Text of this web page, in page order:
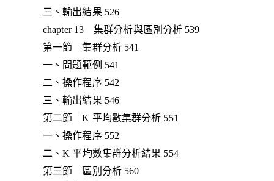
三、輸出結果 526
chapter 13 集群分析與區別分析 539
第一節 集群分析 541
一、問題範例 541
二、操作程序 542
三、輸出結果 546
第二節 K 平均數集群分析 551
一、操作程序 552
二、K 平均數集群分析結果 554
第三節 區別分析 560